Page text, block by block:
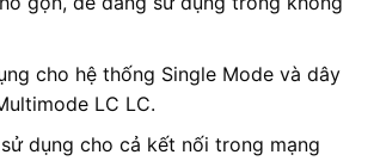
cho hệ thống Single Mode và dây
LC LC.
dụng cho cả kết nối trong mạng